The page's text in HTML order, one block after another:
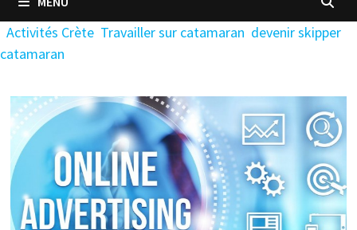
Activités Crète Travailler sur catamaran devenir skipper
catamaran